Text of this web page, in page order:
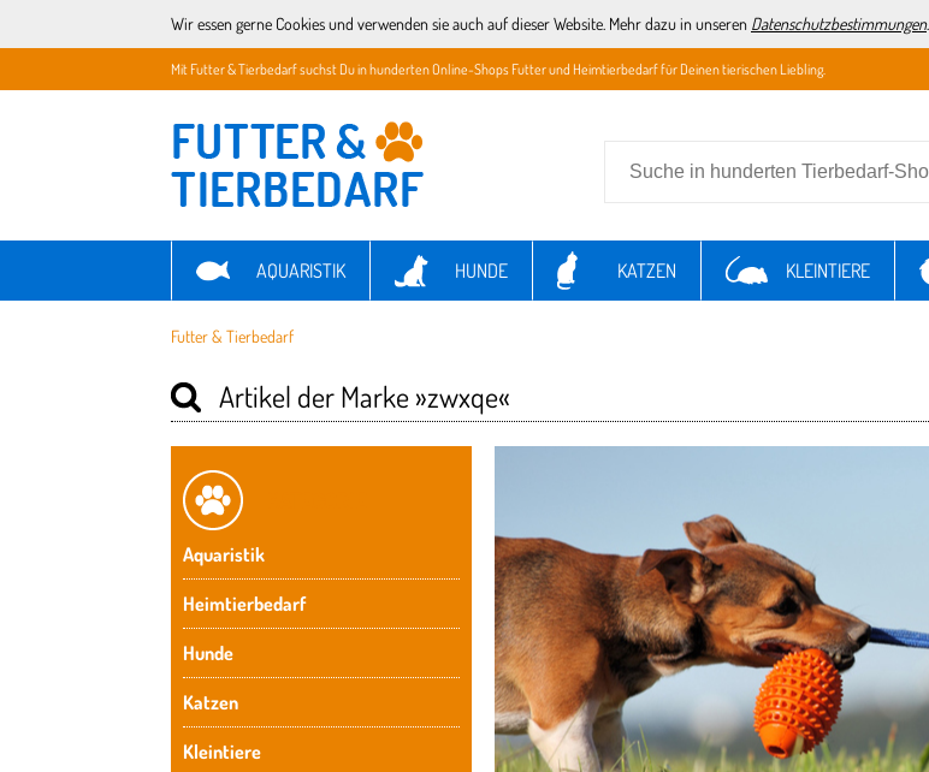
Wir essen gerne Cookies und verwenden sie auch auf dieser Website. Mehr dazu in unseren Datenschutzbestimmungen.
Mit Futter & Tierbedarf suchst Du in hunderten Online-Shops Futter und Heimtierbedarf für Deinen tierischen Liebling.
AQUARISTIK HUNDE KATZEN KLEINTIERE
Futter & Tierbedarf
Artikel der Marke»zwxqe«
Aquaristik
Heimtierbedarf
Hunde
Katzen
Kleintiere